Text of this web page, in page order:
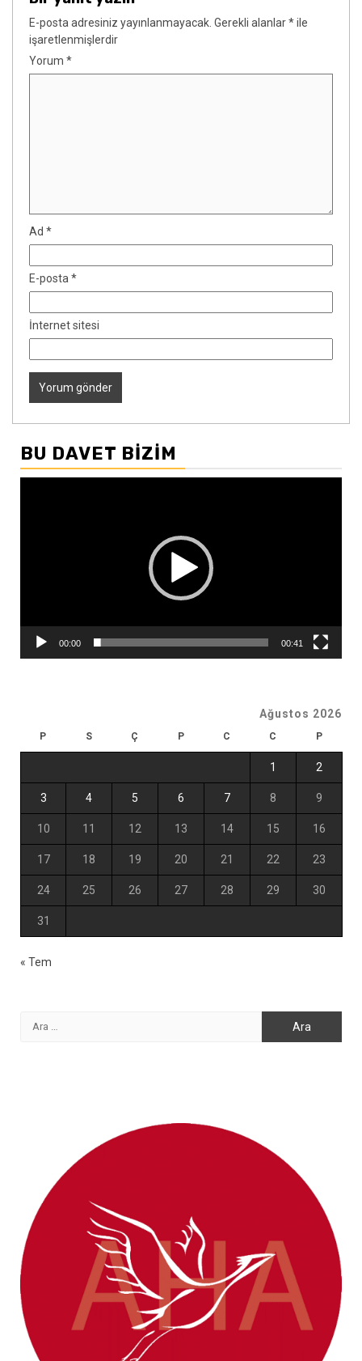
E-posta adresiniz yayınlanmayacak. Gerekli alanlar*ile
işaretlenmişlerdir
Yorum *
Ad *
E-posta *
İnternet sitesi
BU DAVET BIZIM
00:00 00:41
Ağustos 2026
P S Ç P C C P
1 2
3 4 5 6 7 8 9
10 11 12 13 14 15 16
17 18 19 20 21 22 23
24 25 26 27 28 29 30
31
« Tem